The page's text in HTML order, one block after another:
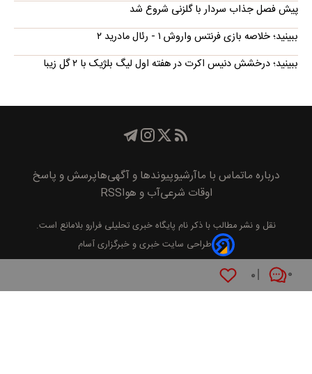
۰ ۰
پیش فصل جذاب سردار با گلزنی شروع شد
ببینید؛ خلاصه بازی فرنتس واروش ۱ - رئال مادرید ۲
ببینید؛ درخشش دنیس اکرت در هفته اول لیگ بلژیک با ۲ گل زیبا
درباره ماتماس با ماآرشیوپیوند‌ها و آگهی‌هاپرسش و پاسخ
اوقات شرعیآب و هواRSS
نقل و نشر مطالب با ذکر نام پايگاه خبری تحليلی فرارو بلامانع است.
طراحی سایت خبری و خبرگزاری آسام